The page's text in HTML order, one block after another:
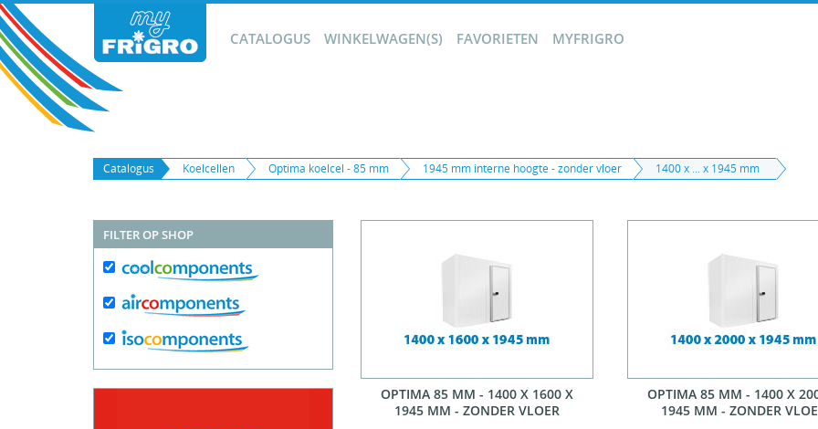
CATALOGUS WINKELWAGEN(S) FAVORIETEN MYFRIGRO
Catalogus Koelcellen Optima koelcel - 85 mm 1945 mm interne hoogte - zonder vloer 1400 x ... x 1945 mm
FILTER OP SHOP
OPTIMA 85 MM - 1400 X 1600 X
1945 MM - ZONDER VLOER
OPTIMA 85 MM - 1400 X
1945 MM - ZONDER